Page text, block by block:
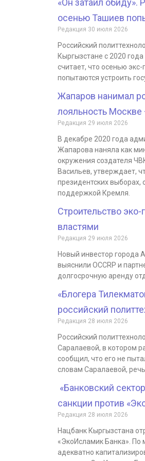
«Он затаил обиду».
осенью Ташиев
Редакция 30 июля 2026
Российский
Кыргызстане с 2020
считает, что осенью
попытаются устроить
Жапаров нанимал
лояльность Москве
Редакция 29 июля 2026
В декабре 2020 года
Жапарова наняла как
окружения создателя
Васильев, утверждает,
президентских выборах,
поддержкой Кремля.
Строительство
властями
Редакция 29 июля 2026
Новый инвестор города
выяснили OCCRP и
долгосрочную аренду
«Блогера
российский
Редакция 28 июля 2026
Российский
Саралаевой, в котором
сообщил, что его не
словам Саралаевой,
«Банковский
санкции против
Редакция 28 июля 2026
Нацбанк Кыргызстана
«ЭкоИсламик Банка». По
адекватно